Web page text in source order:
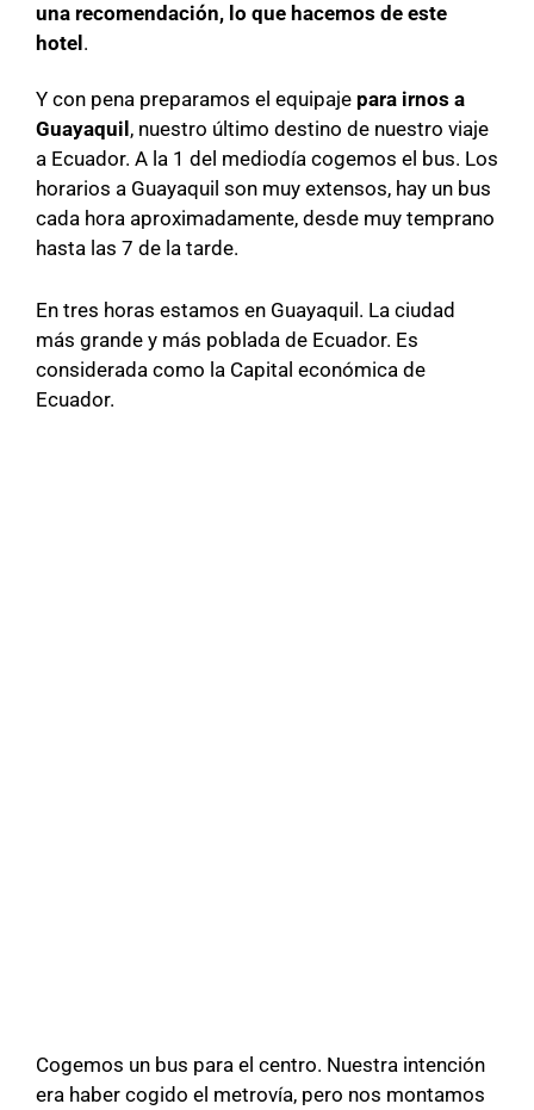
una recomendación, lo que hacemos de este
hotel .
Y con pena preparamos el equipaje para irnos a
Guayaquil , nuestro último destino de nuestro viaje
a Ecuador. A la 1 del mediodía cogemos el bus. Los
horarios a Guayaquil son muy extensos, hay un bus
cada hora aproximadamente, desde muy temprano
hasta las 7 de la tarde.
En tres horas estamos en Guayaquil. La ciudad
más grande y más poblada de Ecuador. Es
considerada como la Capital económica de
Ecuador.
Cogemos un bus para el centro. Nuestra intención
era haber cogido el metrovía, pero nos montamos